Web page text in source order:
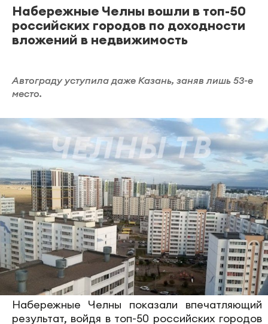
Набережные Челны вошли в топ-50
российских городов по доходности
вложений в недвижимость
Автограду уступила даже Казань, заняв лишь 53-е
место.
Набережные Челны показали впечатляющий
результат, войдя в топ-50 российских городов